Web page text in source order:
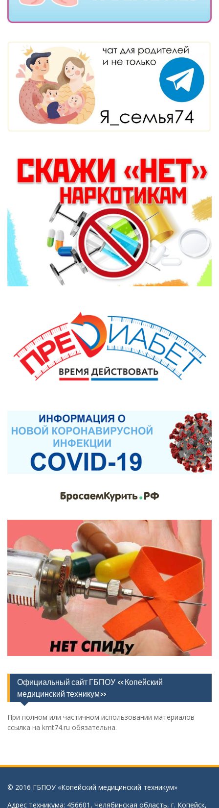
Официальный сайт ГБПОУ «Копейский
медицинский техникум»
При полном или частичном использовании материалов
ссылка на kmt74.ru обязательна.
© 2016 ГБПОУ «Копейский медицинский техникум»
Адрес техникума: 456601, Челябинская область, г. Копейск,